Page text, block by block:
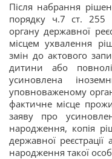
Після набрання
порядку ч.7 ст.
органу державної
місцем ухвалення
змін до актового
дитини або
усиновлена
уповноваженому
фактичне місце
заяву про
народження, копія
державної реєстрації
народження такої